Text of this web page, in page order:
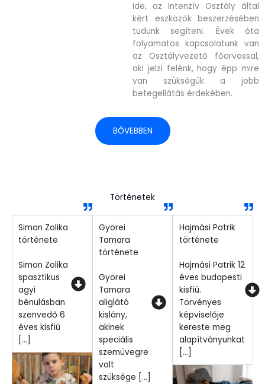
Ide, az Intenzív Osztály által
kért eszközök beszerzésében
tudunk segíteni. Évek óta
folyamatos kapcsolatunk van
az Osztályvezető főorvossal,
aki jelzi felénk, hogy épp mire
van szükségük a jobb
betegellátás érdekében.
BŐVEBBEN
Történetek
Simon Zolika
története
Simon Zolika
spasztikus
agyi
bénulásban
szenvedő 6
éves kisfiú
[...]
Györei
Tamara
története
Györei
Tamara
aliglátó
kislány,
akinek
speciális
szemüvegre
volt
szüksége [...]
Hajmási Patrik
története
Hajmási Patrik 12
éves budapesti
kisfiú.
Törvényes
képviselője
kereste meg
alapítványunkat
[...]